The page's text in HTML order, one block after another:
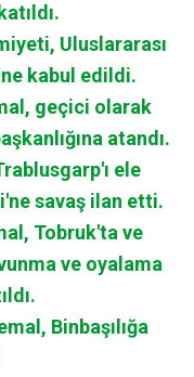
Uluslararası
kabul edildi.
geçici olarak
atandı.
ele
savaş ilan etti.
Tobruk'ta ve
ve oyalama
Binbaşılığa